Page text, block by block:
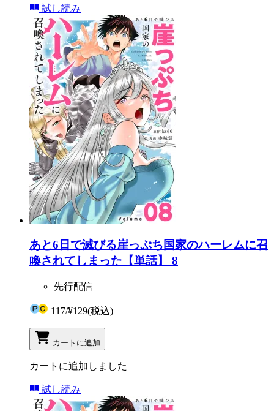
試し読み
あと6日で滅びる崖っぷち国家のハーレムに召
喚されてしまった【単話】 8
先行配信
117/¥129(税込)
カートに追加
カートに追加しました
試し読み